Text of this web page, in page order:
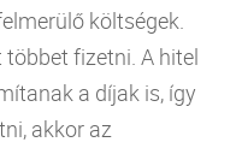
költségek.
többet fizetni. A hitel
a díjak is, így
akkor az